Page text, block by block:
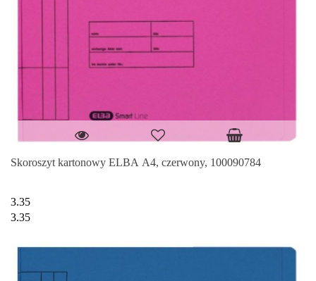
Skoroszyt kartonowy ELBA A4, czerwony, 100090784
3.35
3.35